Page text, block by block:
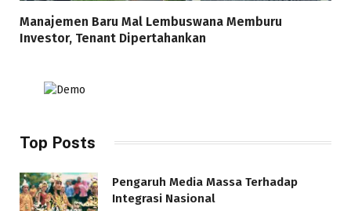
Manajemen Baru Mal Lembuswana Memburu
Investor, Tenant Dipertahankan
Top Posts
Pengaruh Media Massa Terhadap
Integrasi Nasional